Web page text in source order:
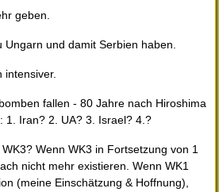
geben.
Ungarn und damit Serbien haben.
intensiver.
fallen - 80 Jahre nach Hiroshima
1. Iran? 2. UA? 3. Israel? 4.?
Wenn WK3 in Fortsetzung von 1
nicht mehr existieren. Wenn WK1
(meine Einschätzung & Hoffnung),